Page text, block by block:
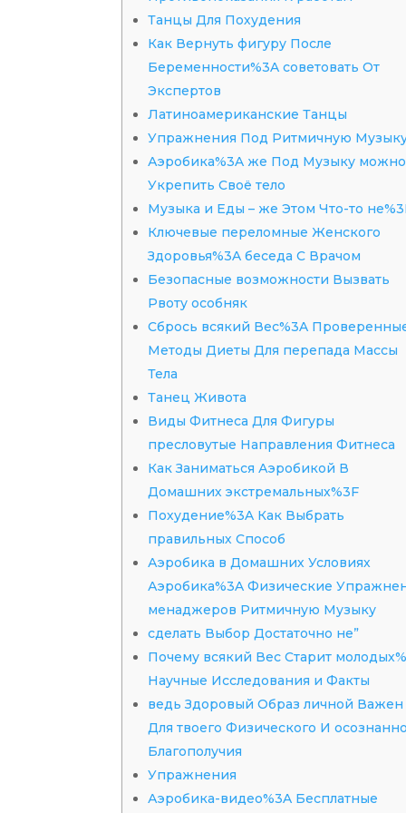
Танцы Для Похудения
Как Вернуть фигуру После
Беременности%3A советовать От
Экспертов
Латиноамериканские Танцы
Упражнения Под Ритмичную
Аэробика%3A же Под Музыку можно
Укрепить Своё тело
Музыка и Еды – же Этом Что-то
Ключевые переломные Женского
Здоровья%3A беседа С Врачом
Безопасные возможности Вызвать
Рвоту особняк
Сбрось всякий Вес%3A
Методы Диеты Для перепада Массы
Тела
Танец Живота
Виды Фитнеса Для Фигуры
пресловутые Направления Фитнеса
Как Заниматься Аэробикой В
Домашних экстремальных%3F
Похудение%3A Как Выбрать
правильных Способ
Аэробика в Домашних Условиях
Аэробика%3A Физические
менаджеров Ритмичную Музыку
сделать Выбор Достаточно не”
Почему всякий Вес Старит
Научные Исследования и Факты
ведь Здоровый Образ личной Важен
Для твоего Физического И
Благополучия
Упражнения
Аэробика-видео%3A Бесплатные